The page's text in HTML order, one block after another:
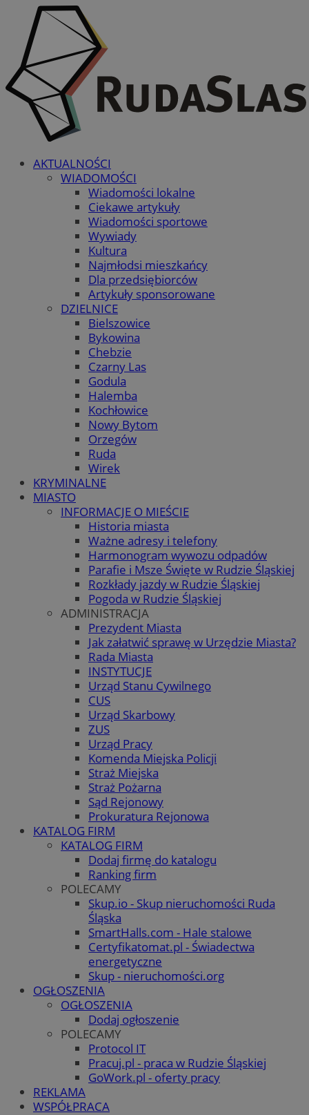
AKTUALNOŚCI
WIADOMOŚCI
Wiadomości lokalne
Ciekawe artykuły
Wiadomości sportowe
Wywiady
Kultura
Najmłodsi mieszkańcy
Dla przedsiębiorców
Artykuły sponsorowane
DZIELNICE
Bielszowice
Bykowina
Chebzie
Czarny Las
Godula
Halemba
Kochłowice
Nowy Bytom
Orzegów
Ruda
Wirek
KRYMINALNE
MIASTO
INFORMACJE O MIEŚCIE
Historia miasta
Ważne adresy i telefony
Harmonogram wywozu odpadów
Parafie i Msze Święte w Rudzie Śląskiej
Rozkłady jazdy w Rudzie Śląskiej
Pogoda w Rudzie Śląskiej
ADMINISTRACJA
Prezydent Miasta
Jak załatwić sprawę w Urzędzie Miasta?
Rada Miasta
INSTYTUCJE
Urząd Stanu Cywilnego
CUS
Urząd Skarbowy
ZUS
Urząd Pracy
Komenda Miejska Policji
Straż Miejska
Straż Pożarna
Sąd Rejonowy
Prokuratura Rejonowa
KATALOG FIRM
KATALOG FIRM
Dodaj firmę do katalogu
Ranking firm
POLECAMY
Skup.io - Skup nieruchomości Ruda
Śląska
SmartHalls.com - Hale stalowe
Certyfikatomat.pl - Świadectwa
energetyczne
Skup - nieruchomości.org
OGŁOSZENIA
OGŁOSZENIA
Dodaj ogłoszenie
POLECAMY
Protocol IT
Pracuj.pl - praca w Rudzie Śląskiej
GoWork.pl - oferty pracy
REKLAMA
WSPÓŁPRACA